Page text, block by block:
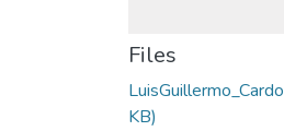
Files
KB)